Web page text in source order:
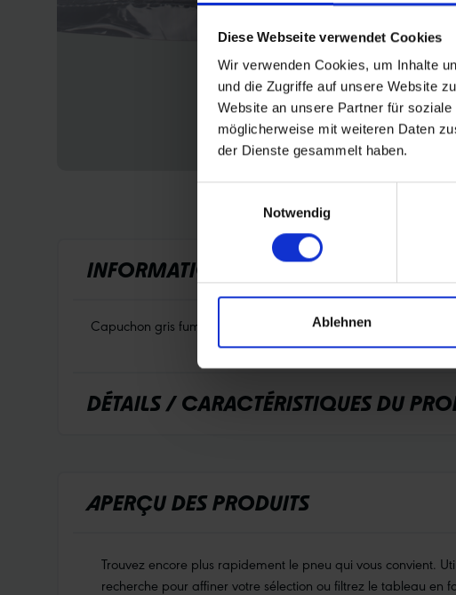
Diese Webseite verwendet Cookies
Wir verwenden Cookies, um Inhalte
und die Zugriffe auf unsere Website
Website an unsere Partner für
möglicherweise mit weiteren Daten
der Dienste gesammelt haben.
Notwendig
Ablehnen
INFORMATIONS SUR LES PRODUITS
Capuchon gris fumé pour tuyaux avec valve AV (auto).
DÉTAILS / CARACTÉRISTIQUES DU
APERÇU DES PRODUITS
Trouvez encore plus rapidement le pneu qui vous convient.
recherche pour affiner votre sélection ou filtrez le tableau en